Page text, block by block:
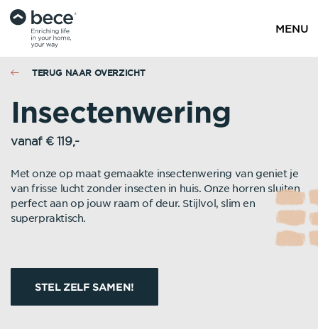
TERUG NAAR OVERZICHT
Insectenwering
vanaf € 119,-
Met onze op maat gemaakte insectenwering van geniet je
van frisse lucht zonder insecten in huis. Onze horren sluiten
perfect aan op jouw raam of deur. Stijlvol, slim en
superpraktisch.
STEL ZELF SAMEN!
MENU